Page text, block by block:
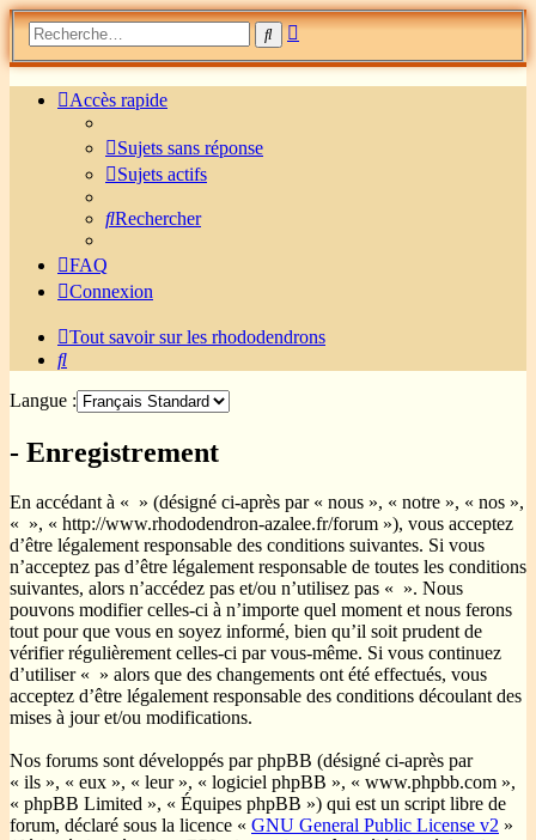
Rechercher
Recherche
Accès rapide
Sujets sans réponse
Sujets actifs
Rechercher
FAQ
Connexion
Tout savoir sur les rhododendrons
Rechercher
Langue :
- Enregistrement
En accédant à « » (désigné ci-après par « nous », « notre », « nos »,
« », « http://www.rhododendron-azalee.fr/forum »), vous acceptez
d’être légalement responsable des conditions suivantes. Si vous
n’acceptez pas d’être légalement responsable de toutes les conditions
suivantes, alors n’accédez pas et/ou n’utilisez pas « ». Nous
pouvons modifier celles-ci à n’importe quel moment et nous ferons
tout pour que vous en soyez informé, bien qu’il soit prudent de
vérifier régulièrement celles-ci par vous-même. Si vous continuez
d’utiliser « » alors que des changements ont été effectués, vous
acceptez d’être légalement responsable des conditions découlant des
mises à jour et/ou modifications.
Nos forums sont développés par phpBB (désigné ci-après par
« ils », « eux », « leur », « logiciel phpBB », « www.phpbb.com »,
« phpBB Limited », « Équipes phpBB ») qui est un script libre de
forum, déclaré sous la licence « GNU General Public License v2 »